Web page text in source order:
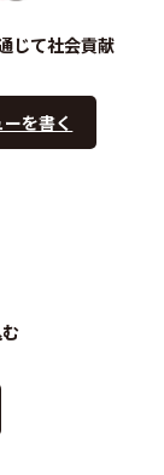
じて社会貢献
ーを書く